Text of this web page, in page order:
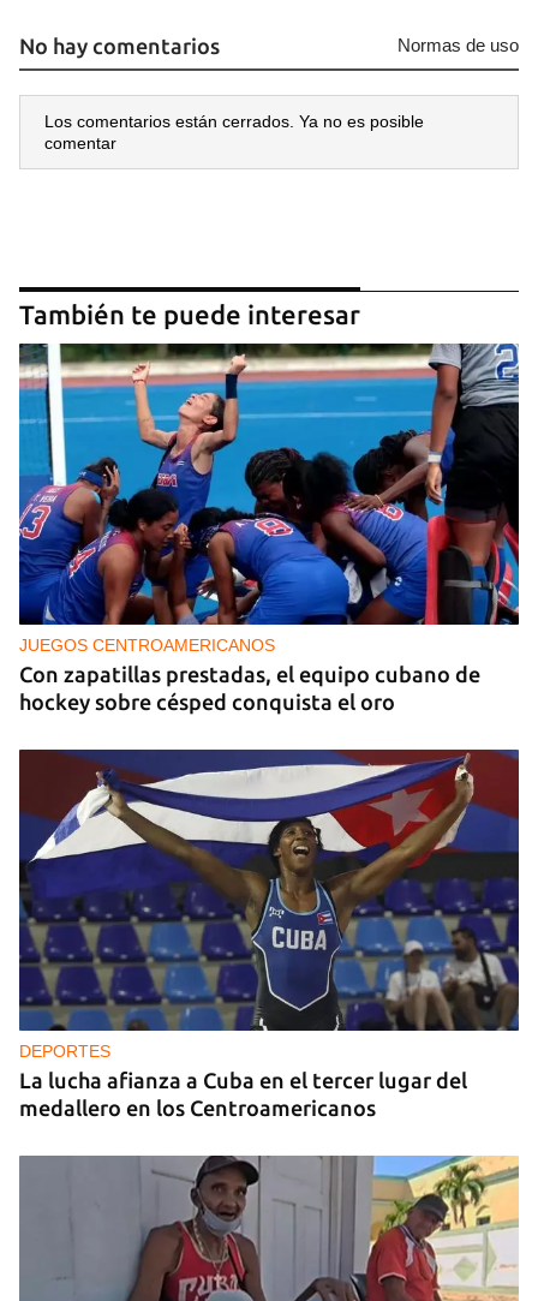
No hay comentarios Normas de uso
Los comentarios están cerrados. Ya no es posible
comentar
También te puede interesar
JUEGOS CENTROAMERICANOS
Con zapatillas prestadas, el equipo cubano de
hockey sobre césped conquista el oro
DEPORTES
La lucha afianza a Cuba en el tercer lugar del
medallero en los Centroamericanos